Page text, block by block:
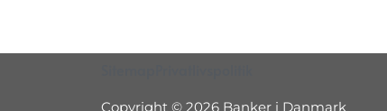
Copyright © 2026 Banker i Danmark